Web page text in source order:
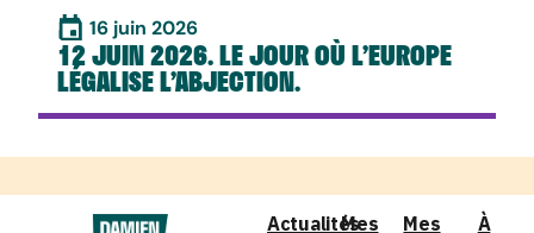
16 juin 2026
12 JUIN 2026. LE JOUR OÙ L’EUROPE
LÉGALISE L’ABJECTION.
ActualitésMes
Mes
À